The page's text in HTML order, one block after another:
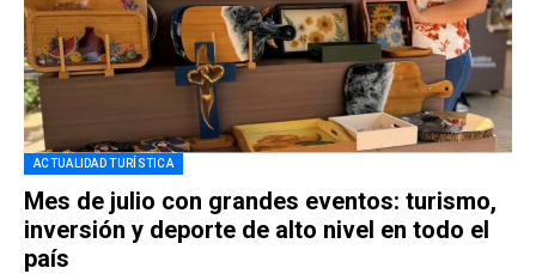
ACTUALIDAD TURÍSTICA
Mes de julio con grandes eventos: turismo,
inversión y deporte de alto nivel en todo el
país